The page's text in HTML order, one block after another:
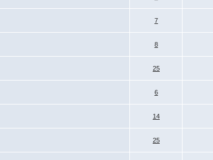
7
8
25
6
14
25